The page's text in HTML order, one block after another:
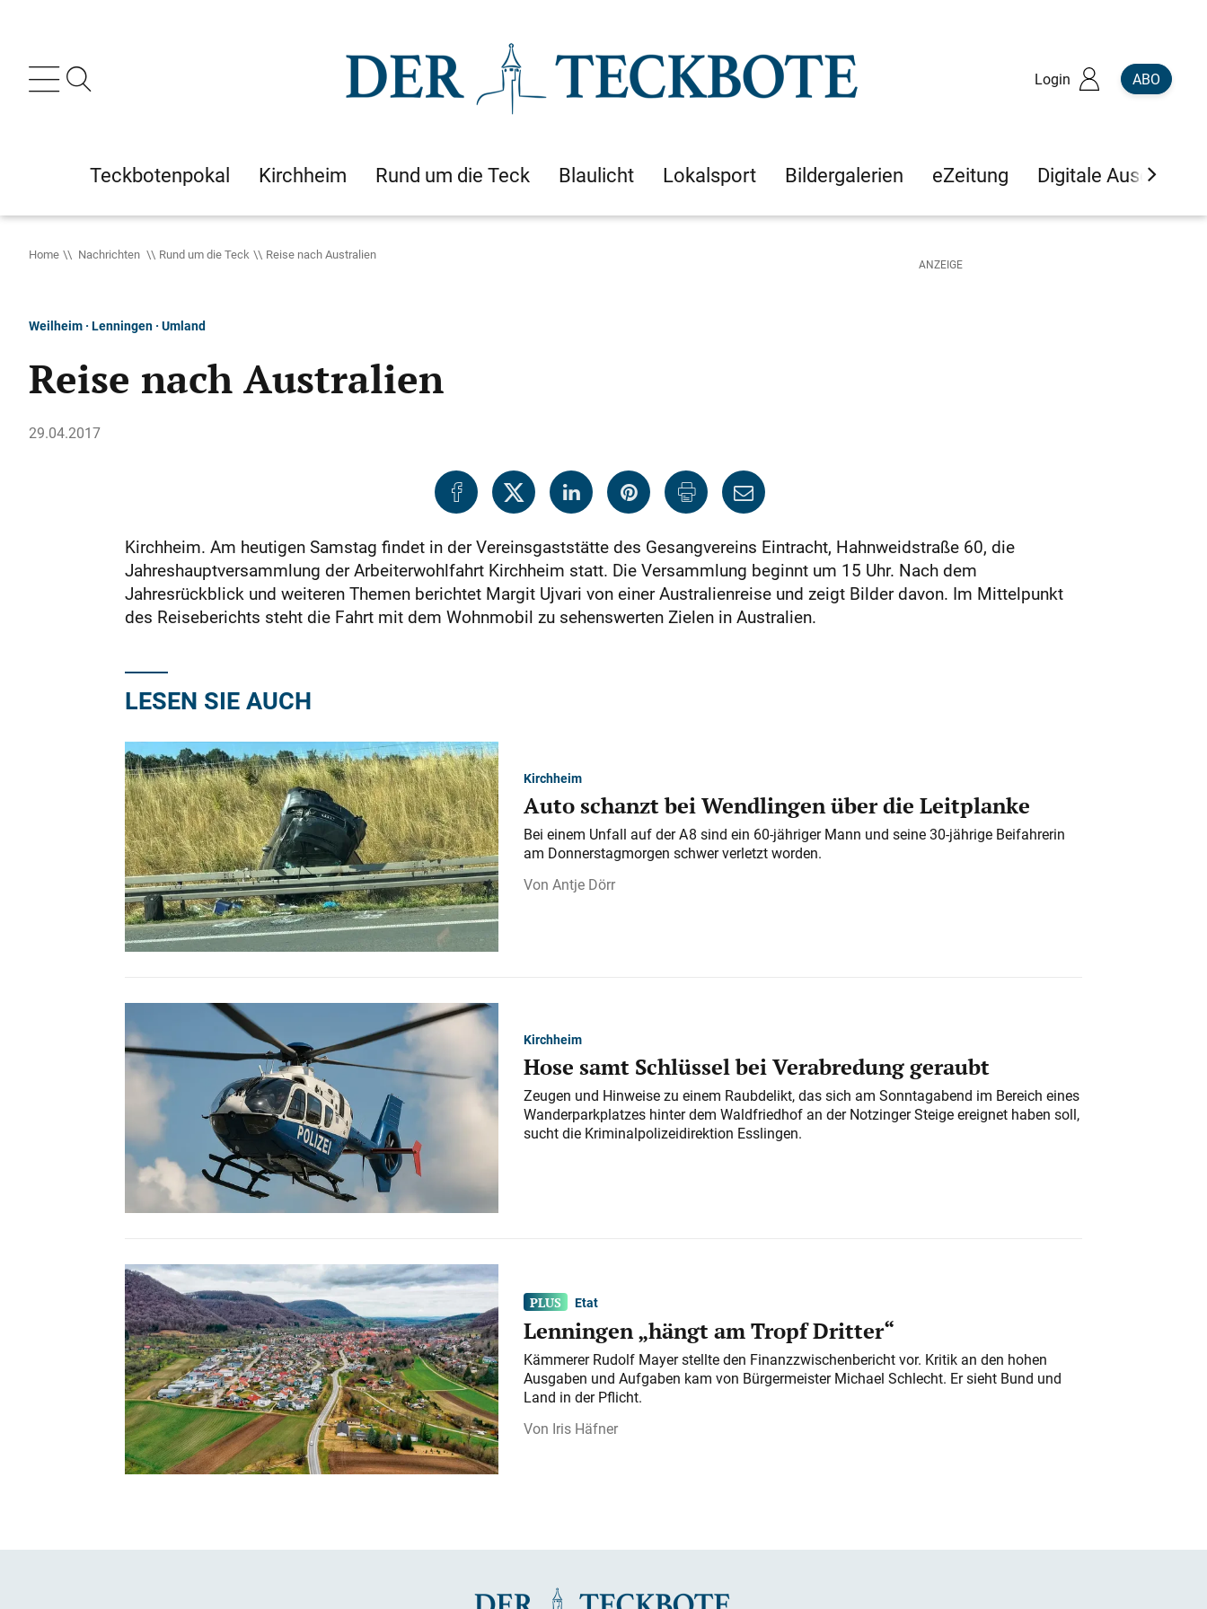
Login ABO
Teckbotenpokal Kirchheim Rund um die Teck Blaulicht Lokalsport Bildergalerien eZeitung Digitale Ausgaben
Home Nachrichten Rund um die Teck Reise nach Australien
Weilheim · Lenningen · Umland
Reise nach Australien
29.04.2017
Kirchheim. Am heutigen Samstag findet in der Vereinsgaststätte des Gesangvereins Eintracht, Hahnweidstraße 60, die
Jahreshauptversammlung der Arbeiterwohlfahrt Kirchheim statt. Die Versammlung beginnt um 15 Uhr. Nach dem
Jahresrückblick und weiteren Themen berichtet Margit Ujvari von einer Australienreise und zeigt Bilder davon. Im Mittelpunkt
des Reiseberichts steht die Fahrt mit dem Wohnmobil zu sehenswerten Zielen in Australien.
LESEN SIE AUCH
Kirchheim
Auto schanzt bei Wendlingen über die Leitplanke
Bei einem Unfall auf der A 8 sind ein 60-jähriger Mann und seine 30-jährige Beifahrerin
am Donnerstagmorgen schwer verletzt worden.
Antje Dörr
Kirchheim
Hose samt Schlüssel bei Verabredung geraubt
Zeugen und Hinweise zu einem Raubdelikt, das sich am Sonntagabend im Bereich eines
Wanderparkplatzes hinter dem Waldfriedhof an der Notzinger Steige ereignet haben soll,
sucht die Kriminalpolizeidirektion Esslingen.
Etat
Lenningen „hängt am Tropf Dritter“
Kämmerer Rudolf Mayer stellte den Finanzzwischenbericht vor. Kritik an den hohen
Ausgaben und Aufgaben kam von Bürgermeister Michael Schlecht. Er sieht Bund und
Land in der Pflicht.
Iris Häfner